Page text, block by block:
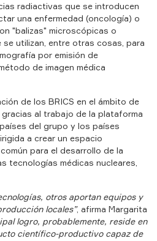
radiactivas que se introducen
una enfermedad (oncología) o
"balizas" microscópicas o
utilizan, entre otras cosas, para
por emisión de
de imagen médica
de los BRICS en el ámbito de
gracias al trabajo de la plataforma
del grupo y los países
a crear un espacio
para el desarrollo de la
tecnologías médicas nucleares,
otros aportan equipos y
locales”, afirma Margarita
logro, probablemente, reside en
científico-productivo capaz de